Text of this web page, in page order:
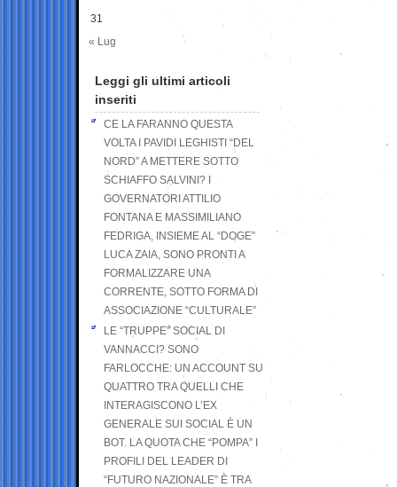
31
« Lug
Leggi gli ultimi articoli
inseriti
CE LA FARANNO QUESTA
VOLTA I PAVIDI LEGHISTI “DEL
NORD” A METTERE SOTTO
SCHIAFFO SALVINI? I
GOVERNATORI ATTILIO
FONTANA E MASSIMILIANO
FEDRIGA, INSIEME AL “DOGE”
LUCA ZAIA, SONO PRONTI A
FORMALIZZARE UNA
CORRENTE, SOTTO FORMA DI
ASSOCIAZIONE “CULTURALE”
LE “TRUPPE” SOCIAL DI
VANNACCI? SONO
FARLOCCHE: UN ACCOUNT SU
QUATTRO TRA QUELLI CHE
INTERAGISCONO L’EX
GENERALE SUI SOCIAL È UN
BOT. LA QUOTA CHE “POMPA” I
PROFILI DEL LEADER DI
“FUTURO NAZIONALE” È TRA